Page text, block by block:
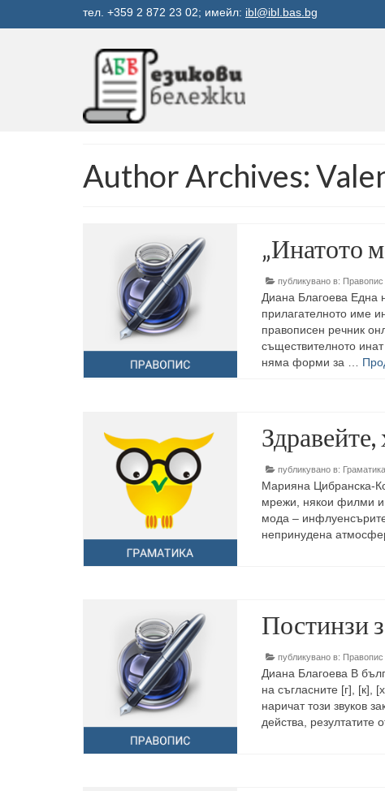
тел. +359 2 872 23 02; имейл: ibl@ibl.bas.bg
Author Archives:
„Инатото
публикувано в: Правопис
Диана Благоева Една
прилагателното име
правописен речник
съществителното
няма форми за …
Здравейте,
публикувано в: Граматика
Марияна Цибранска-
мрежи, някои филми и
мода –
непринудена
Постинзи
публикувано в: Правопис
Диана Благоева В
на съгласните [г], [к],
наричат този звуков
действа, резултатите